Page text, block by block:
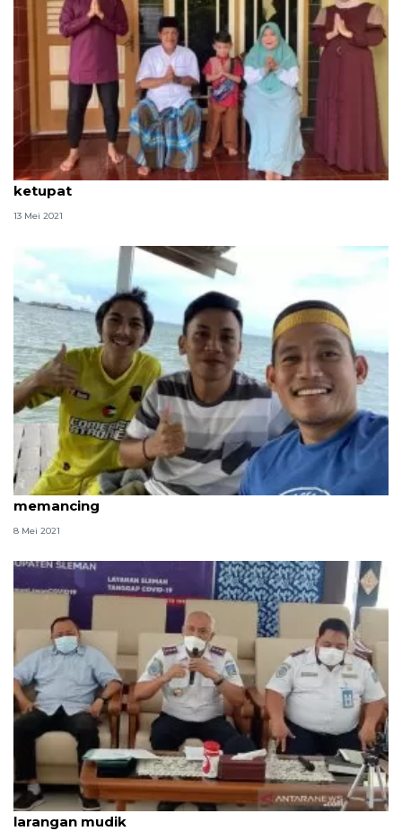
Pemain PSS Arsyad rayakan Lebaran dengan pesta
ketupat
13 Mei 2021
Bek PSS Derry Rachman isi libur Ramadhan dengan
memancing
8 Mei 2021
Dishub Sleman siap hadang "jalan tikus" selama
larangan mudik